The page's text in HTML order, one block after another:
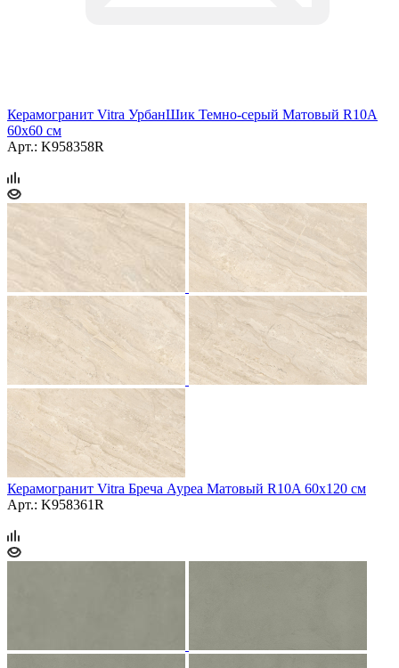
Керамогранит Vitra УрбанШик Темно-серый Матовый R10A
60x60 см
Арт.: K958358R
Керамогранит Vitra Бреча Ауреа Матовый R10A 60x120 см
Арт.: K958361R